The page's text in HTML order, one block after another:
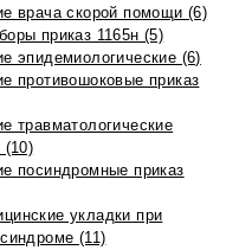
врача скорой помощи (6)
приказ 1165н (5)
эпидемиологические (6)
противошоковые приказ
травматологические
(10)
посиндромные приказ
укладки при
(11)